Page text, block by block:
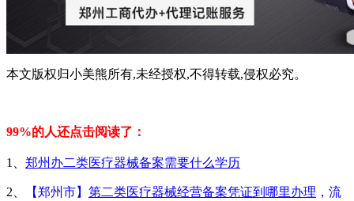
本文版权归小美熊所有,未经授权,不得转载,侵权必究。
99%的人还点击阅读了：
1、 郑州办二类医疗器械备案需要什么学历
2、 【郑州市】 第二类医疗器械经营备案凭证到哪里办理 ，流